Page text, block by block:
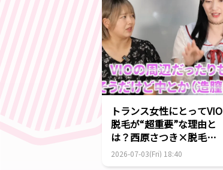
トランス女性にとってVIO
脱毛が“超重要”な理由と
は？西原さつき×脱毛サ
ロンオーナ...
2026-07-03(Fri) 18:40